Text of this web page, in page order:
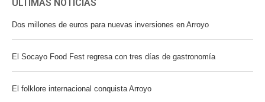
ÚLTIMAS NOTICIAS
Dos millones de euros para nuevas inversiones en Arroyo
El Socayo Food Fest regresa con tres días de gastronomía
El folklore internacional conquista Arroyo